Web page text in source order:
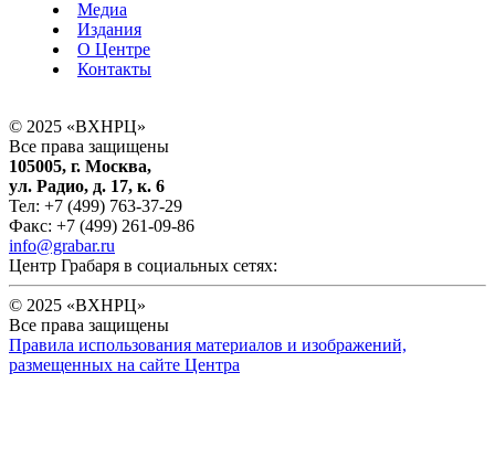
Медиа
Издания
О Центре
Контакты
© 2025 «ВХНРЦ»
Все права защищены
105005, г. Москва,
ул. Радио, д. 17, к. 6
Тел: +7 (499) 763-37-29
Факс: +7 (499) 261-09-86
info@grabar.ru
Центр Грабаря в социальных сетях:
© 2025 «ВХНРЦ»
Все права защищены
Правила использования материалов и изображений,
размещенных на сайте Центра